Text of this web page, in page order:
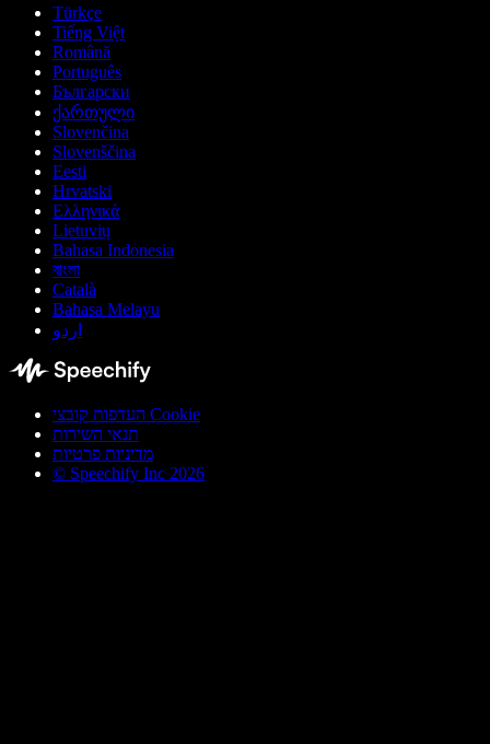
Türkçe
Tiếng Việt
Română
Português
Български
ქართული
Slovenčina
Slovenščina
Eesti
Hrvatski
Ελληνικά
Lietuvių
Bahasa Indonesia
বাংলা
Català
Bahasa Melayu
اردو
העדפות קובצי Cookie
תנאי השירות
מדיניות פרטיות
© Speechify Inc 2026